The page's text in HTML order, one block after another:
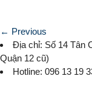
← Previous
Địa chỉ: Số 14 Tân
Quận 12 cũ)
Hotline: 096 13 19